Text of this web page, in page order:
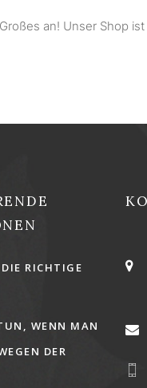
an! Unser Shop
RICHTIGE
WENN MAN
DER